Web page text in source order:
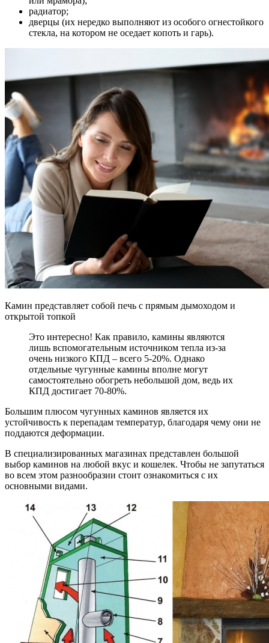
радиатор;
дверцы (их нередко выполняют из особого огнестойкого
стекла, на котором не оседает копоть и гарь).
Камин представляет собой печь с прямым дымоходом и
открытой топкой
Это интересно! Как правило, камины являются
лишь вспомогательным источником тепла из-за
очень низкого КПД – всего 5-20%. Однако
отдельные чугунные камины вполне могут
самостоятельно обогреть небольшой дом, ведь их
КПД достигает 70-80%.
Большим плюсом чугунных каминов является их
устойчивость к перепадам температур, благодаря чему они не
поддаются деформации.
В специализированных магазинах представлен большой
выбор каминов на любой вкус и кошелек. Чтобы не запутаться
во всем этом разнообразии стоит ознакомиться с их
основными видами.